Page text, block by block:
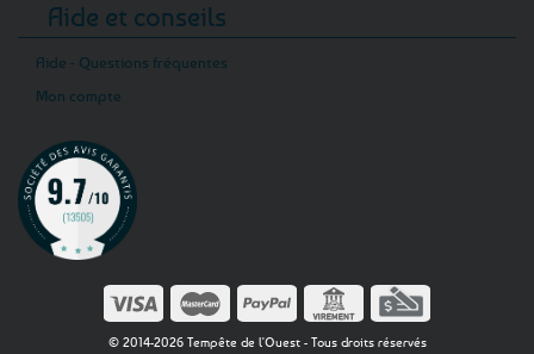
Aide et conseils
Aide - Questions fréquentes
Mon compte
© 2014-2026 Tempête de l'Ouest - Tous droits réservés